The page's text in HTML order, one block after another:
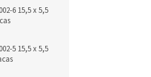
6 15,5 x 5,5
5 15,5 x 5,5